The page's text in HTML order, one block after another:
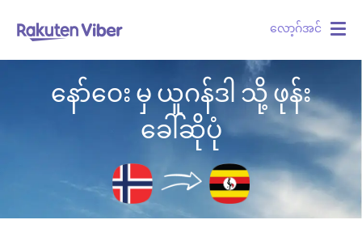
လော့ဂ်အင်
နော်ဝေး မှ ယူဂန်ဒါ သို့ ဖုန်း
ခေါ်ဆိုပုံ